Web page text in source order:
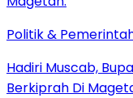
Politik &
Hadiri Muscab,
Berkiprah Di